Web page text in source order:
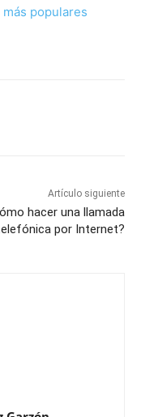
populares
Artículo siguiente
hacer una llamada
por Internet?